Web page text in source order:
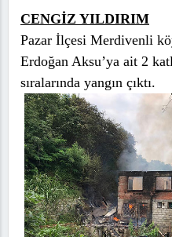
CENGİZ YILDIRIM
Pazar İlçesi Merdivenli
Erdoğan Aksu’ya ait 2
sıralarında yangın çıktı.